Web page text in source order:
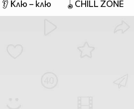
👂 Клю – клю 🪀CHILL ZONE